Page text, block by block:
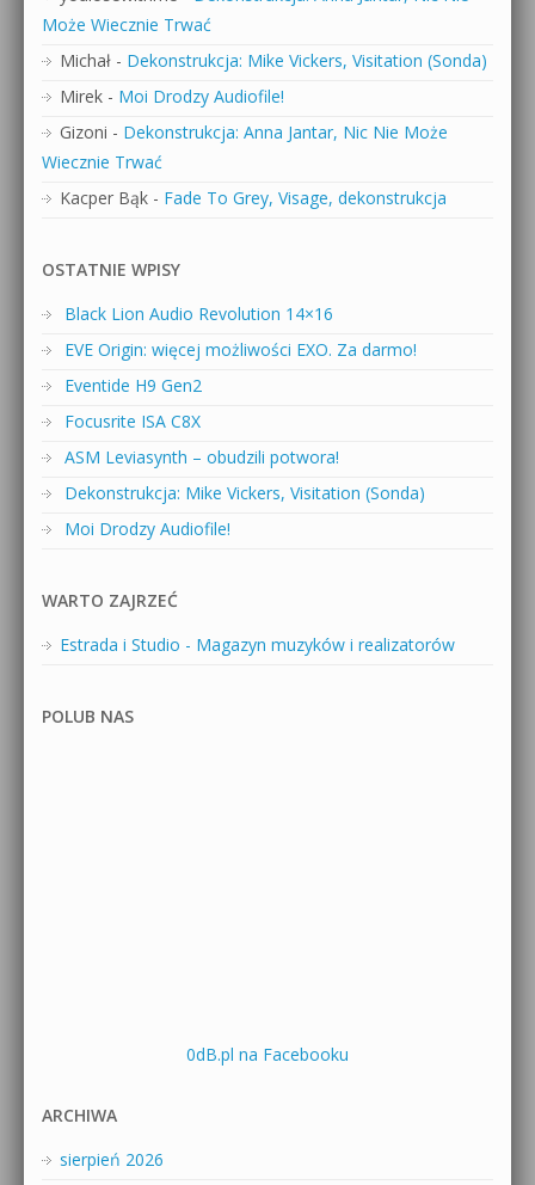
Może Wiecznie Trwać
Michał - Dekonstrukcja: Mike Vickers, Visitation (Sonda)
Mirek - Moi Drodzy Audiofile!
Gizoni - Dekonstrukcja: Anna Jantar, Nic Nie Może
Wiecznie Trwać
Kacper Bąk - Fade To Grey, Visage, dekonstrukcja
OSTATNIE WPISY
Black Lion Audio Revolution 14×16
EVE Origin: więcej możliwości EXO. Za darmo!
Eventide H9 Gen2
Focusrite ISA C8X
ASM Leviasynth – obudzili potwora!
Dekonstrukcja: Mike Vickers, Visitation (Sonda)
Moi Drodzy Audiofile!
WARTO ZAJRZEĆ
Estrada i Studio - Magazyn muzyków i realizatorów
POLUB NAS
0dB.pl na Facebooku
ARCHIWA
sierpień 2026